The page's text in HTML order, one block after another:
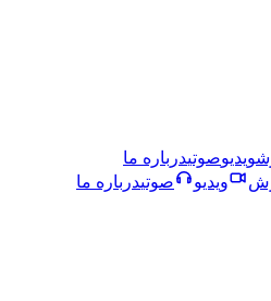
ویدیوصوتیدرباره ما
ویدیو صوتیدرباره ما